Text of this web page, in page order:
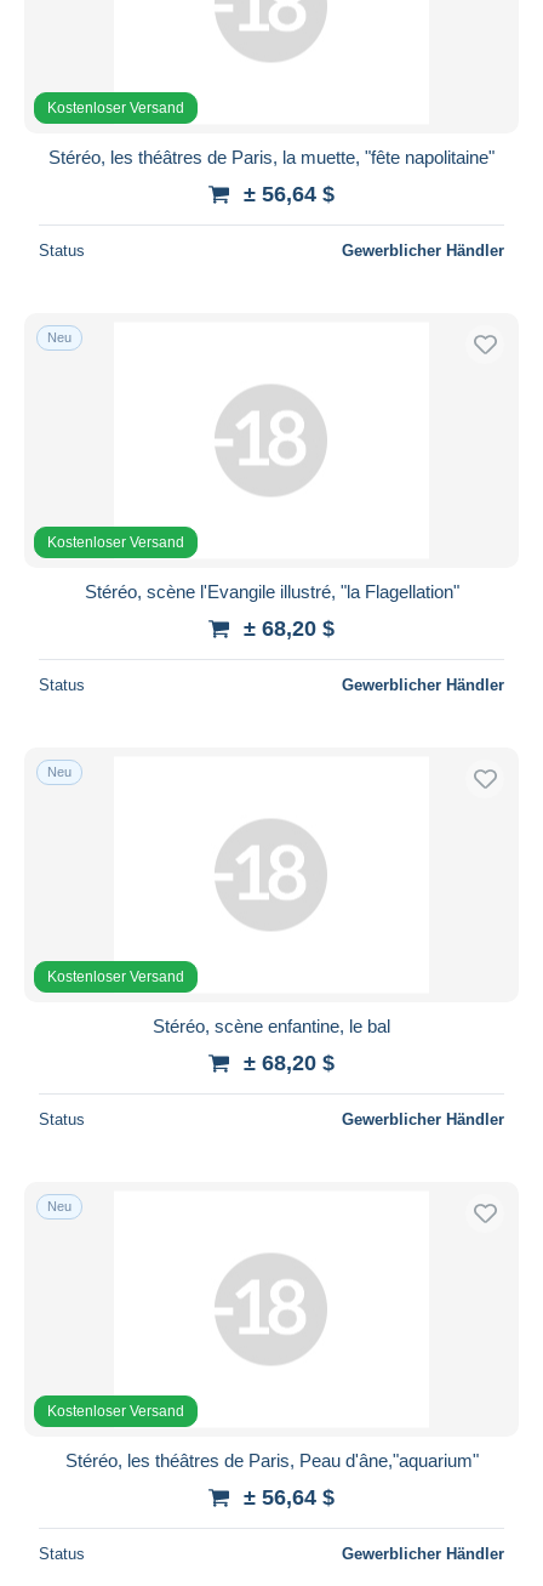
Kostenloser Versand
Stéréo, les théâtres de Paris, la muette, "fête napolitaine"
± 56,64 $
Status Gewerblicher Händler
Neu
Kostenloser Versand
Stéréo, scène l'Evangile illustré, "la Flagellation"
± 68,20 $
Status Gewerblicher Händler
Neu
Kostenloser Versand
Stéréo, scène enfantine, le bal
± 68,20 $
Status Gewerblicher Händler
Neu
Kostenloser Versand
Stéréo, les théâtres de Paris, Peau d'âne,"aquarium"
± 56,64 $
Status Gewerblicher Händler